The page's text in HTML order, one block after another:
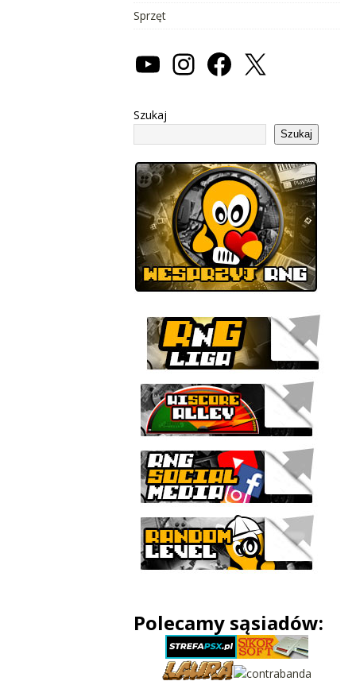
Sprzęt
Szukaj
Szukaj
Polecamy sąsiadów: